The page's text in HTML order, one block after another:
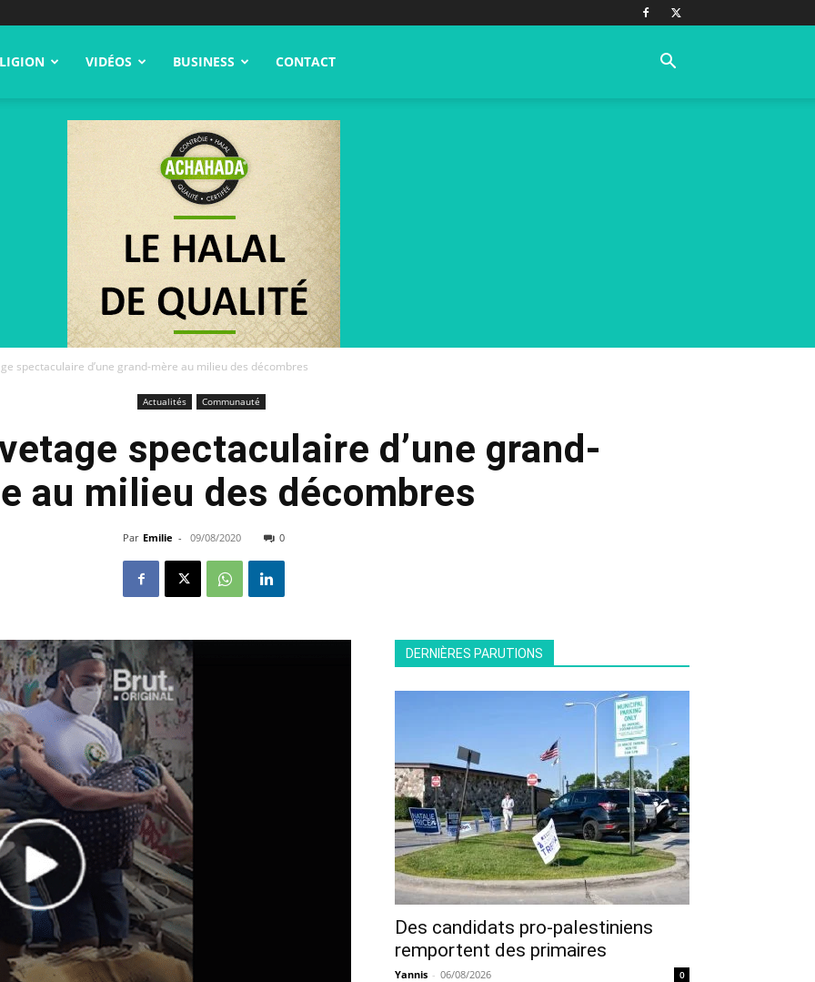
VIDÉOS BUSINESS CONTACT
spectaculaire d’une grand-mère au milieu des décombres
Actualités Communauté
spectaculaire d’une grand-
au milieu des décombres
Par Emilie - 09/08/2020 0
DERNIÈRES PARUTIONS
Des candidats pro-palestiniens
remportent des primaires
Yannis - 06/08/2026 0